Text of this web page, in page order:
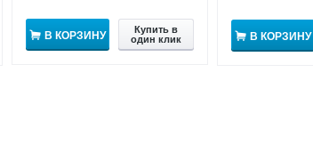
В КОРЗИНУ
Купить в
один клик
В КОРЗИНУ